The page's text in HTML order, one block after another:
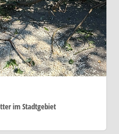
im Stadtgebiet